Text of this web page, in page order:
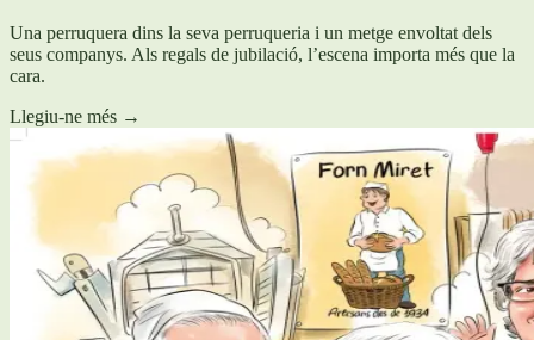
Una perruquera dins la seva perruqueria i un metge envoltat dels
seus companys. Als regals de jubilació, l’escena importa més que la
cara.
Llegiu-ne més →